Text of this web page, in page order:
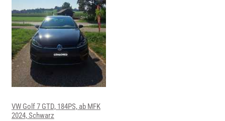
VW Golf 7 GTD, 184PS, ab MFK
2024, Schwarz